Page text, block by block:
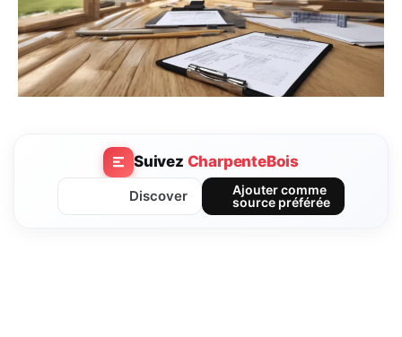
Suivez CharpenteBois
Discover
Ajouter comme
source préférée